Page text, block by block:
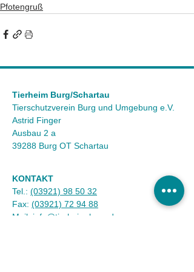
Pfotengruß
Tierheim Burg/Schartau
Tierschutzverein Burg und Umgebung e.V.
Astrid Finger
Ausbau 2 a
39288 Burg OT Schartau
KONTAKT
Tel.: (03921) 98 50 32
Fax: (03921) 72 94 88
Mail: info@tierheim-burg.de